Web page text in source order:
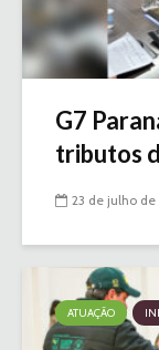
G7
tributos
23 de julho de
ATUAÇÃO